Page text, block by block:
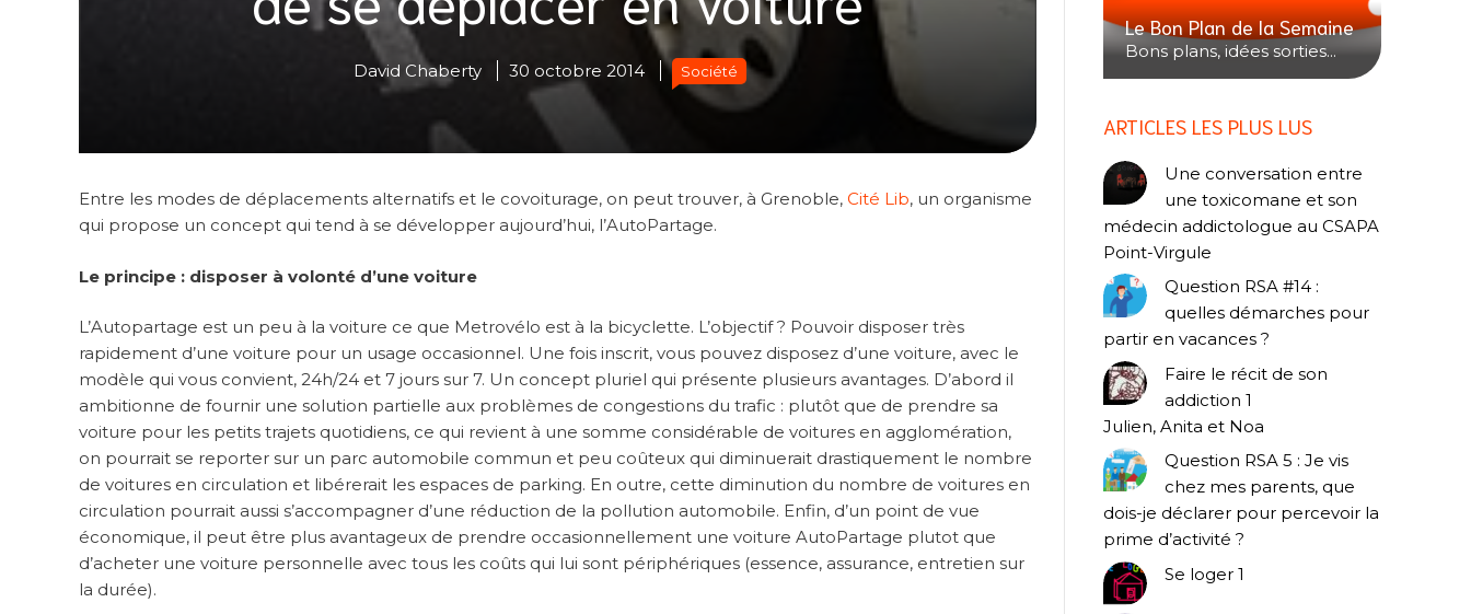
David Chaberty 30 octobre 2014 Société
Entre les modes de déplacements alternatifs et le covoiturage, on peut trouver, à Grenoble, Cité Lib, un organisme
qui propose un concept qui tend à se développer aujourd’hui, l’AutoPartage.
Le principe : disposer à volonté d’une voiture
L’Autopartage est un peu à la voiture ce que Metrovélo est à la bicyclette. L’objectif ? Pouvoir disposer très
rapidement d’une voiture pour un usage occasionnel. Une fois inscrit, vous pouvez disposez d’une voiture, avec le
modèle qui vous convient, 24h/24 et 7 jours sur 7. Un concept pluriel qui présente plusieurs avantages. D’abord il
ambitionne de fournir une solution partielle aux problèmes de congestions du trafic : plutôt que de prendre sa
voiture pour les petits trajets quotidiens, ce qui revient à une somme considérable de voitures en agglomération,
on pourrait se reporter sur un parc automobile commun et peu coûteux qui diminuerait drastiquement le nombre
de voitures en circulation et libérerait les espaces de parking. En outre, cette diminution du nombre de voitures en
circulation pourrait aussi s’accompagner d’une réduction de la pollution automobile. Enfin, d’un point de vue
économique, il peut être plus avantageux de prendre occasionnellement une voiture AutoPartage plutot que
d’acheter une voiture personnelle avec tous les coûts qui lui sont périphériques (essence, assurance, entretien sur
la durée).
Le Bon Plan de la Semaine
Bons plans, idées sorties...
ARTICLES LES PLUS LUS
Une conversation entre
une toxicomane et son
médecin addictologue au CSAPA
Point-Virgule
Question RSA #14 :
quelles démarches pour
partir en vacances ?
Faire le récit de son
addiction 1
Julien, Anita et Noa
Question RSA 5 : Je vis
chez mes parents, que
dois-je déclarer pour percevoir la
prime d’activité ?
Se loger 1